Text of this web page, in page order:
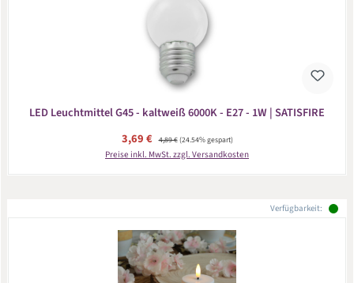
LED Leuchtmittel G45 - kaltweiß 6000K - E27 - 1W | SATISFIRE
Verkaufspreis:
3,69 € Regulärer Preis:
4,89 €(24.54% gespart)
Preise inkl. MwSt. zzgl. Versandkosten
Verfügbarkeit: